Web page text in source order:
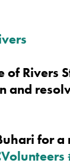
and
for